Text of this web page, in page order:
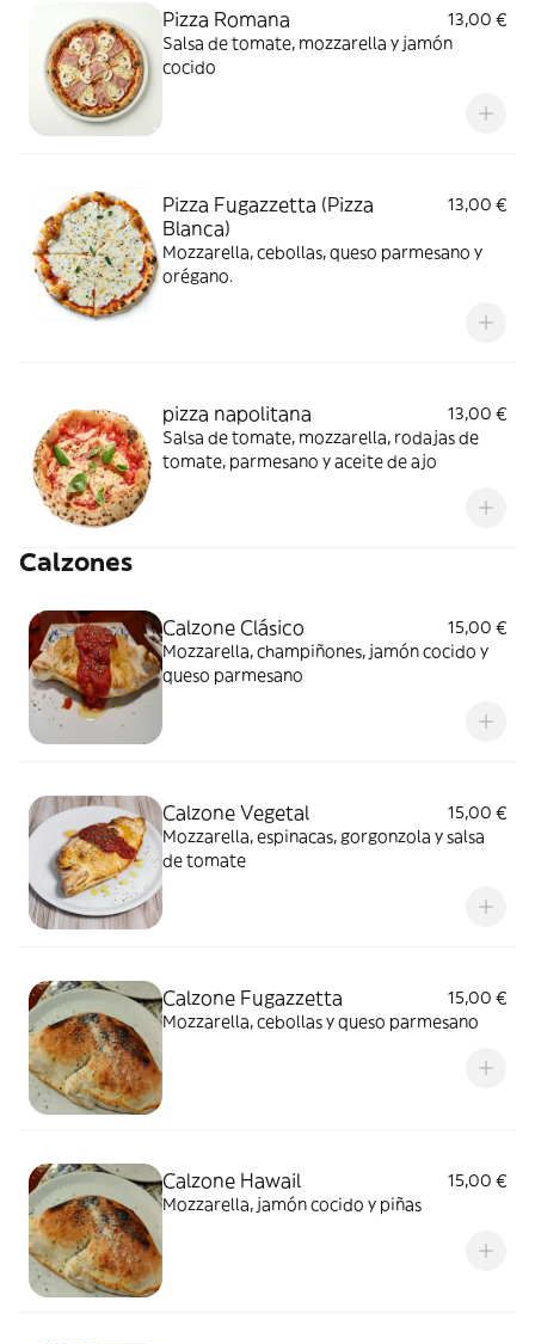
Pizza Romana
13,00 €
Salsa de tomate, mozzarella y jamón
cocido
Pizza Fugazzetta (Pizza
Blanca)
13,00 €
Mozzarella, cebollas, queso parmesano y
orégano.
pizza napolitana
13,00 €
Salsa de tomate, mozzarella, rodajas de
tomate, parmesano y aceite de ajo
Calzones
Calzone Clásico
15,00 €
Mozzarella, champiñones, jamón cocido y
queso parmesano
Calzone Vegetal
15,00 €
Mozzarella, espinacas, gorgonzola y salsa
de tomate
Calzone Fugazzetta
15,00 €
Mozzarella, cebollas y queso parmesano
Calzone Hawail
15,00 €
Mozzarella, jamón cocido y piñas